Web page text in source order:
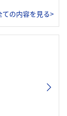
ての内容を見る>